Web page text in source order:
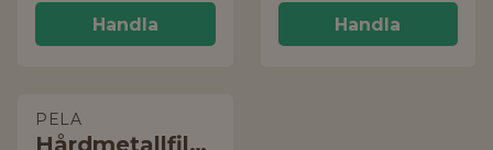
Handla Handla
PELA
Hårdmetallfilsats